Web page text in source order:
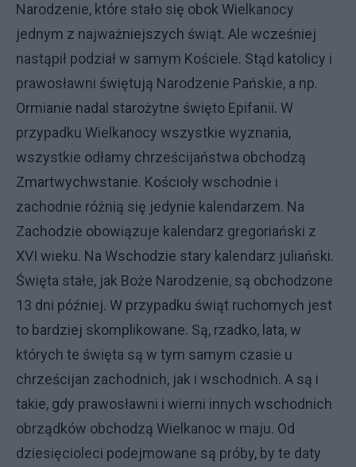
Narodzenie, które stało się obok Wielkanocy
jednym z najważniejszych świąt. Ale wcześniej
nastąpił podział w samym Kościele. Stąd katolicy i
prawosławni świętują Narodzenie Pańskie, a np.
Ormianie nadal starożytne święto Epifanii. W
przypadku Wielkanocy wszystkie wyznania,
wszystkie odłamy chrześcijaństwa obchodzą
Zmartwychwstanie. Kościoły wschodnie i
zachodnie różnią się jedynie kalendarzem. Na
Zachodzie obowiązuje kalendarz gregoriański z
XVI wieku. Na Wschodzie stary kalendarz juliański.
Święta stałe, jak Boże Narodzenie, są obchodzone
13 dni później. W przypadku świąt ruchomych jest
to bardziej skomplikowane. Są, rzadko, lata, w
których te święta są w tym samym czasie u
chrześcijan zachodnich, jak i wschodnich. A są i
takie, gdy prawosławni i wierni innych wschodnich
obrządków obchodzą Wielkanoc w maju. Od
dziesięcioleci podejmowane są próby, by te daty